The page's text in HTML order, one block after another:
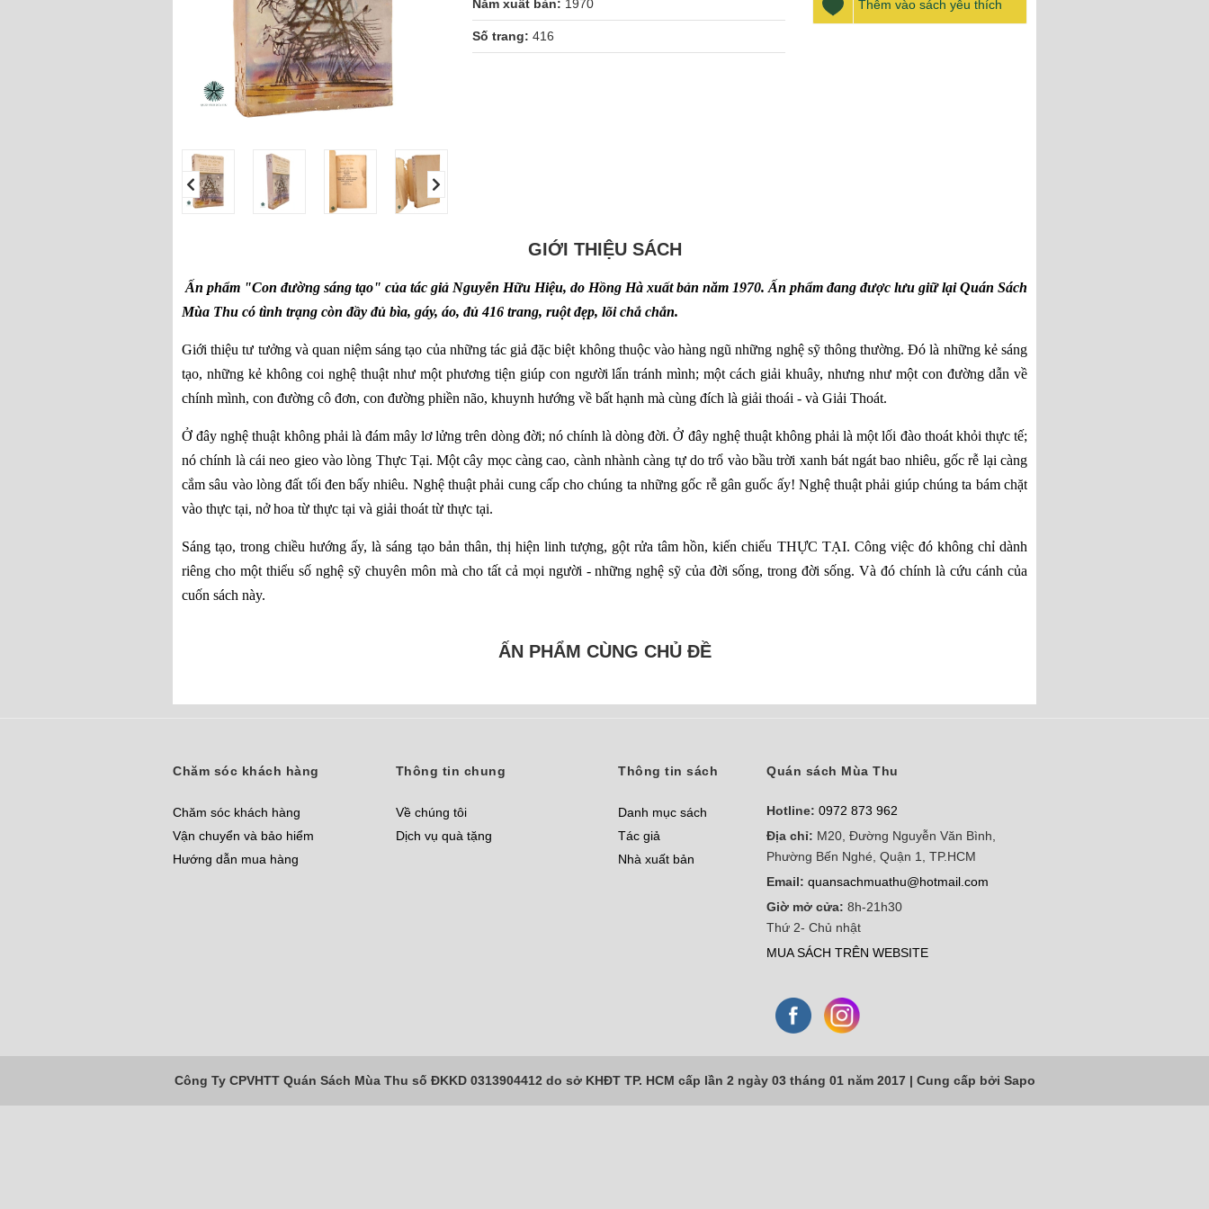
Năm xuất bản: 1970
Số trang: 416
Thêm vào sách yêu thích
GIỚI THIỆU SÁCH
Ấn phẩm "Con đường sáng tạo" của tác giả Nguyễn Hữu Hiệu, do Hồng Hà xuất bản năm 1970. Ấn phẩm đang được lưu giữ lại Quán Sách
Mùa Thu có tình trạng còn đầy đủ bìa, gáy, áo, đủ 416 trang, ruột đẹp, lõi chắ chắn.
Giới thiệu tư tưởng và quan niệm sáng tạo của những tác giả đặc biệt không thuộc vào hàng ngũ những nghệ sỹ thông thường. Đó là những kẻ sáng
tạo, những kẻ không coi nghệ thuật như một phương tiện giúp con người lẩn tránh mình; một cách giải khuây, nhưng như một con đường dẫn về
chính mình, con đường cô đơn, con đường phiền não, khuynh hướng về bất hạnh mà cùng đích là giải thoái - và Giải Thoát.
Ở đây nghệ thuật không phải là đám mây lơ lửng trên dòng đời; nó chính là dòng đời. Ở đây nghệ thuật không phải là một lối đào thoát khỏi thực tế;
nó chính là cái neo gieo vào lòng Thực Tại. Một cây mọc càng cao, cành nhành càng tự do trổ vào bầu trời xanh bát ngát bao nhiêu, gốc rễ lại càng
cắm sâu vào lòng đất tối đen bấy nhiêu. Nghệ thuật phải cung cấp cho chúng ta những gốc rễ gân guốc ấy! Nghệ thuật phải giúp chúng ta bám chặt
vào thực tại, nở hoa từ thực tại và giải thoát từ thực tại.
Sáng tạo, trong chiều hướng ấy, là sáng tạo bản thân, thị hiện linh tượng, gột rửa tâm hồn, kiến chiếu THỰC TẠI. Công việc đó không chỉ dành
riêng cho một thiểu số nghệ sỹ chuyên môn mà cho tất cả mọi người - những nghệ sỹ của đời sống, trong đời sống. Và đó chính là cứu cánh của
cuốn sách này.
ẤN PHẨM CÙNG CHỦ ĐỀ
Chăm sóc khách hàng
Chăm sóc khách hàng
Vận chuyển và bảo hiểm
Hướng dẫn mua hàng
Thông tin chung
Về chúng tôi
Dịch vụ quà tặng
Thông tin sách
Danh mục sách
Tác giả
Nhà xuất bản
Quán sách Mùa Thu
Hotline: 0972 873 962
Địa chỉ: M20, Đường Nguyễn Văn Bình,
Phường Bến Nghé, Quận 1, TP.HCM
Email: quansachmuathu@hotmail.com
Giờ mở cửa: 8h-21h30
Thứ 2- Chủ nhật
MUA SÁCH TRÊN WEBSITE
Công Ty CPVHTT Quán Sách Mùa Thu số ĐKKD 0313904412 do sở KHĐT TP. HCM cấp lần 2 ngày 03 tháng 01 năm 2017 | Cung cấp bởi Sapo